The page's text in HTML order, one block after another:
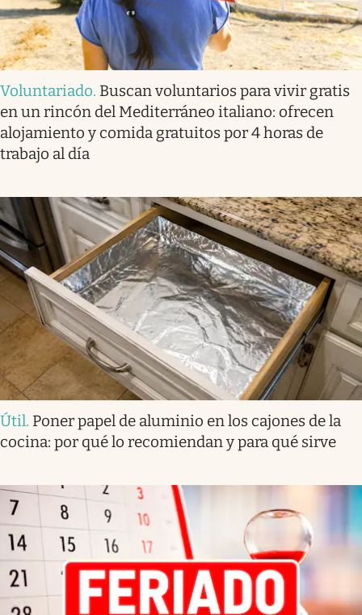
Voluntariado. Buscan voluntarios para vivir gratis
en un rincón del Mediterráneo italiano: ofrecen
alojamiento y comida gratuitos por 4 horas de
trabajo al día
Útil. Poner papel de aluminio en los cajones de la
cocina: por qué lo recomiendan y para qué sirve